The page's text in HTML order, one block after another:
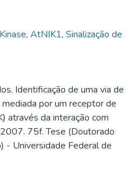
, AtNIK1, Sinalização de
Identificação de uma via de
por um receptor de
através da interação com
75f. Tese (Doutorado
- Universidade Federal de